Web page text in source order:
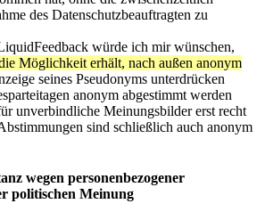
des Datenschutzbeauftragten zu
würde ich mir wünschen,
Möglichkeit erhält, nach außen anonym
seines Pseudonyms unterdrücken
anonym abgestimmt werden
unverbindliche Meinungsbilder erst recht
sind schließlich auch anonym
wegen personenbezogener
politischen Meinung